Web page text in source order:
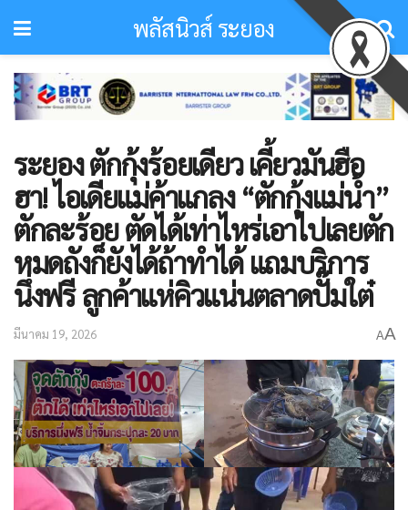
พลัสนิวส์ ระยอง
​ระยอง ตักกุ้งร้อยเดียว เคี้ยวมัน​ฮือ
ฮา! ไอเดียแม่ค้าแกลง “ตักกุ้งแม่น้ำ”
ตักละร้อย ตัดได้เท่าไหร่เอาไปเลยตัก
หมดถังก็ยังได้ถ้าทำได้ แถมบริการ
นึ่งฟรี ลูกค้าแห่คิวแน่นตลาดปั๊มใต๋​
มีนาคม 19, 2026 AA